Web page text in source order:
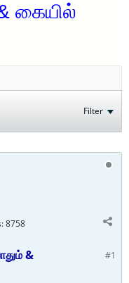
& கையில்
Filter
8758
#1
&